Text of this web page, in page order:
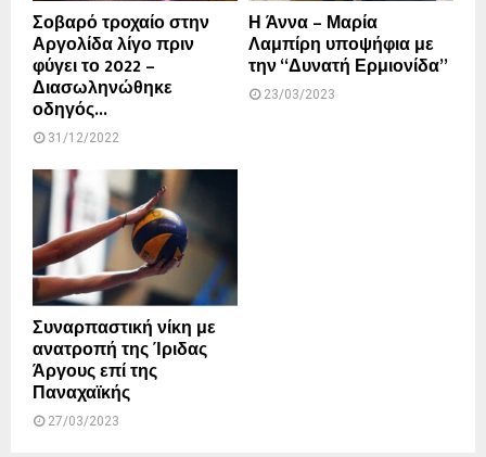
Σοβαρό τροχαίο στην
Αργολίδα λίγο πριν
φύγει το 2022 –
Διασωληνώθηκε
οδηγός...
31/12/2022
Η Άννα – Μαρία
Λαμπίρη υποψήφια με
την “Δυνατή Ερμιονίδα”
23/03/2023
Συναρπαστική νίκη με
ανατροπή της Ίριδας
Άργους επί της
Παναχαϊκής
27/03/2023